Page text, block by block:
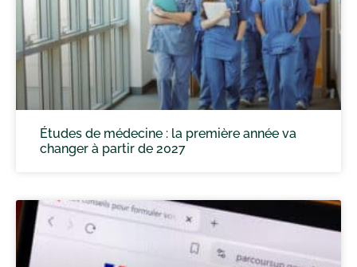
Études de médecine : la première année va
changer à partir de 2027